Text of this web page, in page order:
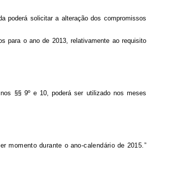
poderá solicitar a alteração dos compromissos
para o ano de 2013, relativamente ao requisito
§§ 9º e 10, poderá ser utilizado nos meses
momento durante o ano-calendário de 2015.”